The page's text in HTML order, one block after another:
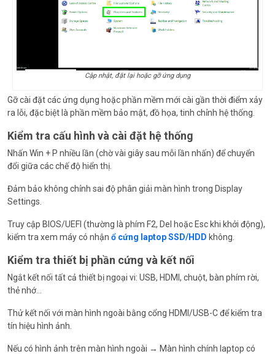
Cập nhật, đặt lại hoặc gỡ ứng dụng
Gỡ cài đặt các ứng dụng hoặc phần mềm mới cài gần thời điểm xảy
ra lỗi, đặc biệt là phần mềm bảo mật, đồ họa, tinh chỉnh hệ thống.
Kiểm tra cấu hình và cài đặt hệ thống
Nhấn Win + P nhiều lần (chờ vài giây sau mỗi lần nhấn) để chuyển
đổi giữa các chế độ hiển thị.
Đảm bảo không chỉnh sai độ phân giải màn hình trong Display
Settings.
Truy cập BIOS/UEFI (thường là phím F2, Del hoặc Esc khi khởi động),
kiểm tra xem máy có nhận ổ cứng laptop SSD/HDD không.
Kiểm tra thiết bị phần cứng và kết nối
Ngắt kết nối tất cả thiết bị ngoại vi: USB, HDMI, chuột, bàn phím rời,
thẻ nhớ…
Thử kết nối với màn hình ngoài bằng cổng HDMI/USB-C để kiểm tra
tín hiệu hình ảnh.
Nếu có hình ảnh trên màn hình ngoài → Màn hình chính laptop có